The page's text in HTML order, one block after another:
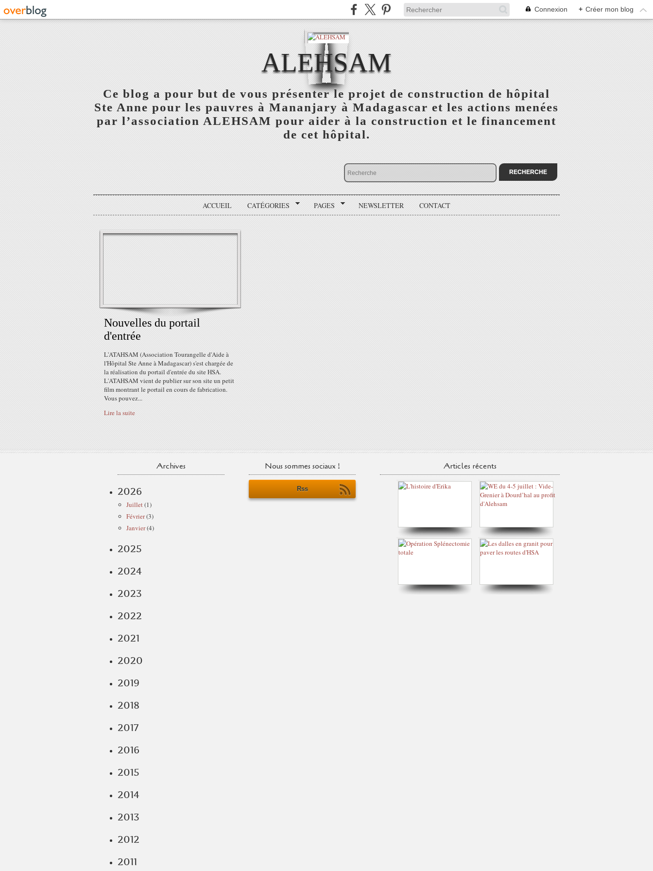
Connexion + Créer mon blog
ALEHSAM
Ce blog a pour but de vous présenter le projet de construction de hôpital
Ste Anne pour les pauvres à Mananjary à Madagascar et les actions menées
par l’association ALEHSAM pour aider à la construction et le financement
de cet hôpital.
ACCUEIL CATÉGORIES PAGES NEWSLETTER CONTACT
Nouvelles du portail
d'entrée
L'ATAHSAM (Association Tourangelle d'Aide à
l'Hôpital Ste Anne à Madagascar) s'est chargée de
la réalisation du portail d'entrée du site HSA.
L'ATAHSAM vient de publier sur son site un petit
film montrant le portail en cours de fabrication.
Vous pouvez...
Lire la suite
Archives
2026
Juillet(1)
Février(3)
Janvier(4)
2025
2024
2023
2022
2021
2020
2019
2018
2017
2016
2015
2014
2013
2012
2011
Nous sommes sociaux !
Rss
Articles récents